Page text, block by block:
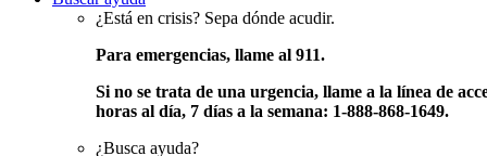
¿Está en crisis? Sepa dónde acudir.
Para emergencias, llame al 911.
Si no se trata de una urgencia, llame a la línea de
horas al día, 7 días a la semana: 1-888-868-1649.
¿Busca ayuda?